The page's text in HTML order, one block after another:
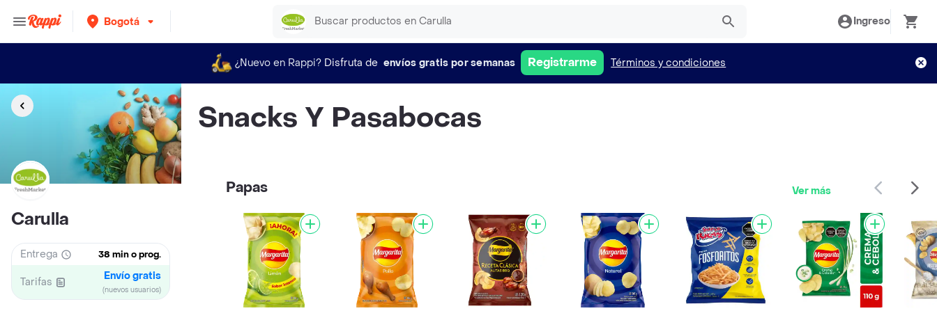
Bogotá Ingreso
¿Nuevo en Rappi? Disfruta de envíos gratis por semanas Registrarme Términos y condiciones
Carulla
Entrega 38 min o prog.
Tarifas Envío gratis
(nuevos usuarios)
Snacks Y Pasabocas
Papas Ver más